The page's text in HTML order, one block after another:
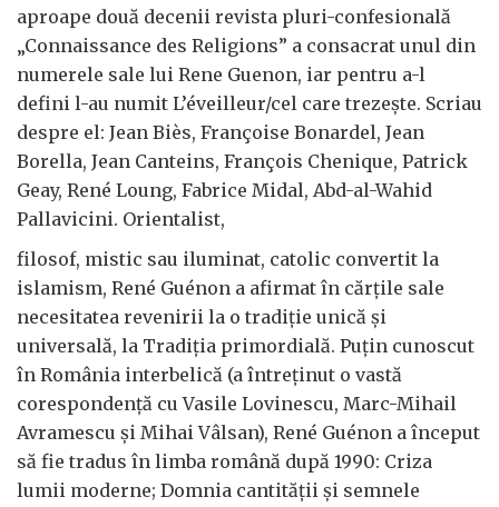
aproape două decenii revista pluri-confesională
„Connaissance des Religions” a consacrat unul din
numerele sale lui Rene Guenon, iar pentru a-l
defini l-au numit L’éveilleur/cel care trezește. Scriau
despre el: Jean Biès, Françoise Bonardel, Jean
Borella, Jean Canteins, François Chenique, Patrick
Geay, René Loung, Fabrice Midal, Abd-al-Wahid
Pallavicini. Orientalist,
filosof, mistic sau iluminat, catolic convertit la
islamism, René Guénon a afirmat în cărțile sale
necesitatea revenirii la o tradiție unică și
universală, la Tradiția primordială. Puțin cunoscut
în România interbelică (a întreținut o vastă
corespondență cu Vasile Lovinescu, Marc-Mihail
Avramescu și Mihai Vâlsan), René Guénon a început
să fie tradus în limba română după 1990: Criza
lumii moderne; Domnia cantității și semnele